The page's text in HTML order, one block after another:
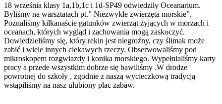
18 września klasy 1a,1b,1c i 1d-SP49 odwiedziły Oceanarium.
Byliśmy na warsztatach pt.” Niezwykłe zwierzęta morskie”.
Poznaliśmy kilkanaście gatunków zwierząt żyjących w morzach i
oceanach, których wygląd i zachowania mogą zaskoczyć.
Dowiedzieliśmy się, który rekin jest niegroźny, czy ślimak może
zabić i wiele innych ciekawych rzeczy. Obserwowaliśmy pod
mikroskopem rozgwiazdy i konika morskiego. Wypełnialiśmy karty
pracy a przede wszystkim dobrze się bawiliśmy .W drodze
powrotnej do szkoły , zgodnie z naszą wycieczkową tradycją
wstąpiliśmy na nasz ulubiony plac zabaw.